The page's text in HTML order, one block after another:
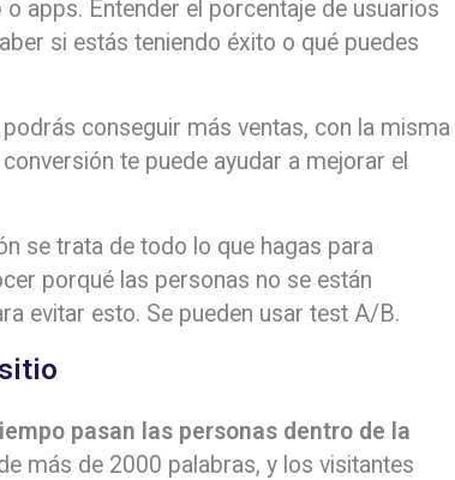
apps. Entender el porcentaje de usuarios
si estás teniendo éxito o qué puedes
conseguir más ventas, con la misma
te puede ayudar a mejorar el
se trata de todo lo que hagas para
porqué las personas no se están
evitar esto. Se pueden usar test A/B.
pasan las personas dentro de la
más de 2000 palabras, y los visitantes